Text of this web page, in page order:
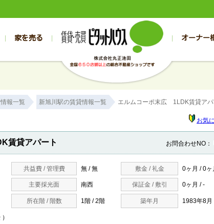
帯広の売買物件一覧
帯広の新築一戸建て
帯広の中古マンション
帯広の1000万円以下
帯広の1000万～2000万円
帯広の
帯広の賃
帯広の
帯広の賃
旭川の売買物件一覧
旭川の新築一戸建て
旭川の中古マンション
旭川の1000万円以下
旭川の1000万～2000万円
旭川の
旭川の賃
旭川の
旭川の賃
家を売る オーナー
スタッフブログ お客様の声
売却のお問合せ 入居者様専用（帯広店）
報一覧 新旭川駅の賃貸情報一覧 エルムコーポ末広 1LDK賃貸アパ
お気
賃貸アパート お問合わせNO：
共益費 / 管理費 無 / 無 敷金 / 礼金 0ヶ月 / 0ヶ
主要採光面 南西 保証金 / 敷引 0ヶ月 / -
所在階 / 階数 1階 / 2階 築年月 1983年8